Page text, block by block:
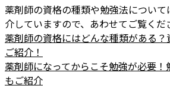
薬剤師の資格の種類や勉強法につい
介していますので、あわせてご覧くだ
薬剤師の資格にはどんな種類がある
ご紹介！
薬剤師になってからこそ勉強が必要
もご紹介